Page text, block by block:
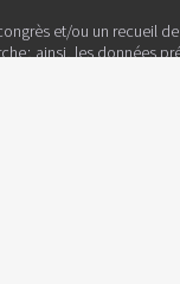
et/ou un recueil
; ainsi, les données